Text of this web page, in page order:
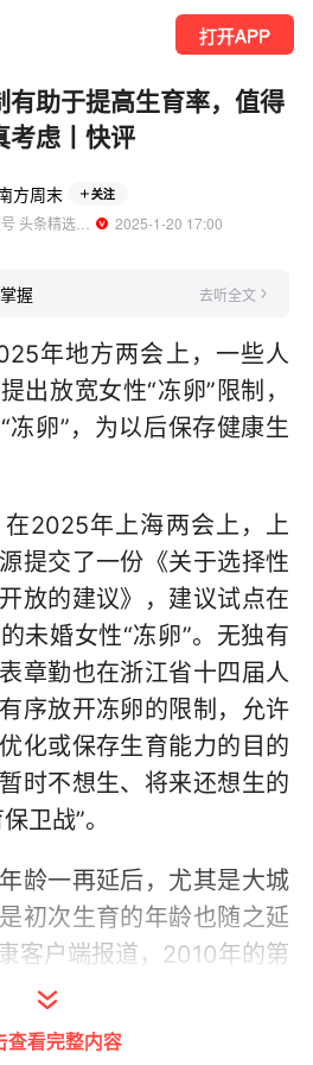
打开APP
有助于提高生育率，值得
考虑丨快评
方周末 关注
《南方周末》官方账号 头条精选作者
  2025-1-20 17:00
握 去听全文
年地方两会上，一些人
出放宽女性“冻卵”限制，
冻卵”，为以后保存健康生
2025年上海两会上，上
提交了一份《关于选择性
放的建议》，建议试点在
未婚女性“冻卵”。无独有
章勤也在浙江省十四届人
序放开冻卵的限制，允许
化或保存生育能力的目的
时不想生、将来还想生的
卫战”。
龄一再延后，尤其是大城
初次生育的年龄也随之延
客户端报道，2010年的第
明，我国妇女平均生育年
根据2020年的第七次人口
查看完整内容